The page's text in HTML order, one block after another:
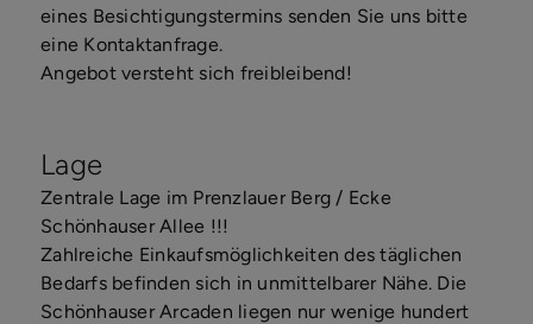
eines Besichtigungstermins senden Sie uns bitte
eine Kontaktanfrage.
Angebot versteht sich freibleibend!
Lage
Zentrale Lage im Prenzlauer Berg / Ecke
Schönhauser Allee !!!
Zahlreiche Einkaufsmöglichkeiten des täglichen
Bedarfs befinden sich in unmittelbarer Nähe. Die
Schönhauser Arcaden liegen nur wenige hundert